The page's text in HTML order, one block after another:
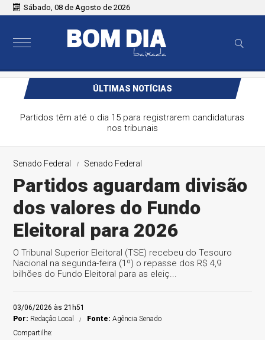
Sábado, 08 de Agosto de 2026
ÚLTIMAS NOTÍCIAS
Partidos têm até o dia 15 para registrarem candidaturas
nos tribunais
Senado Federal Senado Federal
Partidos aguardam divisão
dos valores do Fundo
Eleitoral para 2026
O Tribunal Superior Eleitoral (TSE) recebeu do Tesouro
Nacional na segunda-feira (1º) o repasse dos R$ 4,9
bilhões do Fundo Eleitoral para as eleiç...
03/06/2026 às 21h51
Por: Redaçâo Local Fonte:Agência Senado
Compartilhe: